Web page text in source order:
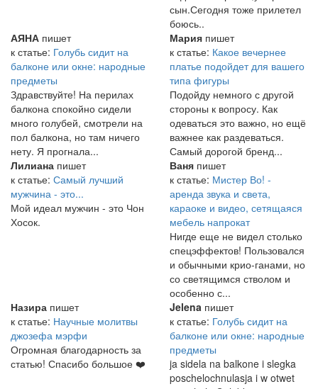
сын.Сегодня тоже прилетел
боюсь..
АЯНА пишет
к статье: Голубь сидит на
балконе или окне: народные
предметы
Здравствуйте! На перилах
балкона спокойно сидели
много голубей, смотрели на
пол балкона, но там ничего
нету. Я прогнала...
Мария пишет
к статье: Какое вечернее
платье подойдет для вашего
типа фигуры
Подойду немного с другой
стороны к вопросу. Как
одеваться это важно, но ещё
важнее как раздеваться.
Самый дорогой бренд...
Лилиана пишет
к статье: Самый лучший
мужчина - это...
Мой идеал мужчин - это Чон
Хосок.
Ваня пишет
к статье: Мистер Во! -
аренда звука и света,
караоке и видео, сетящаяся
мебель напрокат
Нигде еще не видел столько
спецэффектов! Пользовался
и обычными крио-ганами, но
со светящимся стволом и
особенно с...
Назира пишет
к статье: Научные молитвы
джозефа мэрфи
Огромная благодарность за
статью! Спасибо большое ❤️
Jelena пишет
к статье: Голубь сидит на
балконе или окне: народные
предметы
ja sidela na balkone i slegka
poschelochnulasja i w otwet